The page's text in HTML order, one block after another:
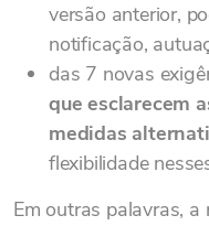
versão anterior,
notificação,
das 7 novas
que esclarecem
medidas
flexibilidade
Em outras palavras,